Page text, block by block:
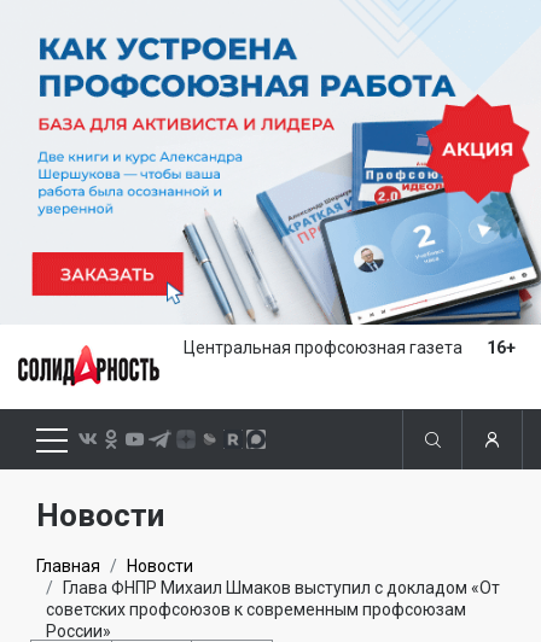
Центральная профсоюзная газета 16+
Новости
Главная
Новости
Глава ФНПР Михаил Шмаков выступил с докладом «От
советских профсоюзов к современным профсоюзам
России»